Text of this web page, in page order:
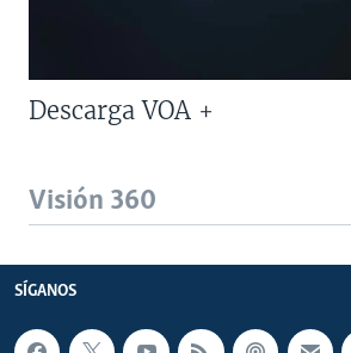
Descarga VOA +
Visión 360
SÍGANOS